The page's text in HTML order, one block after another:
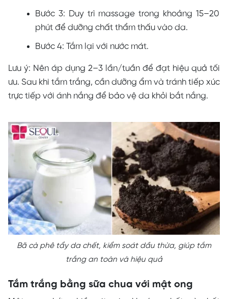
Bước 3: Duy trì massage trong khoảng 15–20
phút để dưỡng chất thẩm thấu vào da.
Bước 4: Tắm lại với nước mát.
Lưu ý: Nên áp dụng 2–3 lần/tuần để đạt hiệu quả tối
ưu. Sau khi tắm trắng, cần dưỡng ẩm và tránh tiếp xúc
trực tiếp với ánh nắng để bảo vệ da khỏi bắt nắng.
Bã cà phê tẩy da chết, kiểm soát dầu thừa, giúp tắm
trắng an toàn và hiệu quả
Tắm trắng bằng sữa chua với mật ong